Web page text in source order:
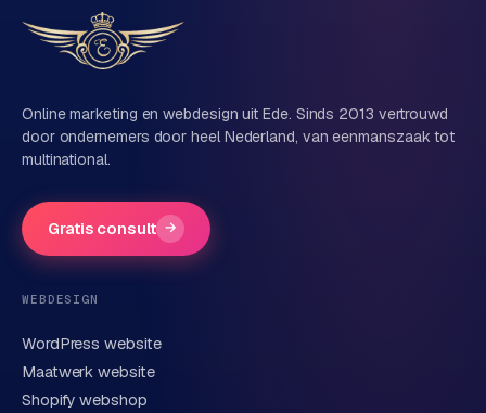
i
e
e
n
i
n
e
l
W
o
o
Vertel ons over je project
Naam
Bedrijfsnaam
Telefoonnummer(optioneel)
Online marketing en webdesign uit Ede. Sinds 2013 vertrouwd
door ondernemers door heel Nederland, van eenmanszaak tot
multinational.
Gratis consult →
WEBDESIGN
WordPress website
Maatwerk website
Shopify webshop